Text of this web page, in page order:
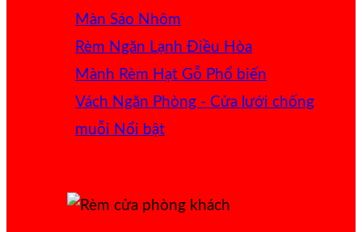
Màn Sáo Nhôm
Rèm Ngăn Lạnh Điều Hòa
Mành Rèm Hạt Gỗ
Vách Ngăn Phòng - Cửa lưới chống
muỗi